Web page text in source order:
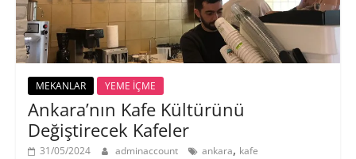
MEKANLAR YEME İÇME
Ankara’nın Kafe Kültürünü
Değiştirecek Kafeler
31/05/2024 adminaccount ankara, kafe